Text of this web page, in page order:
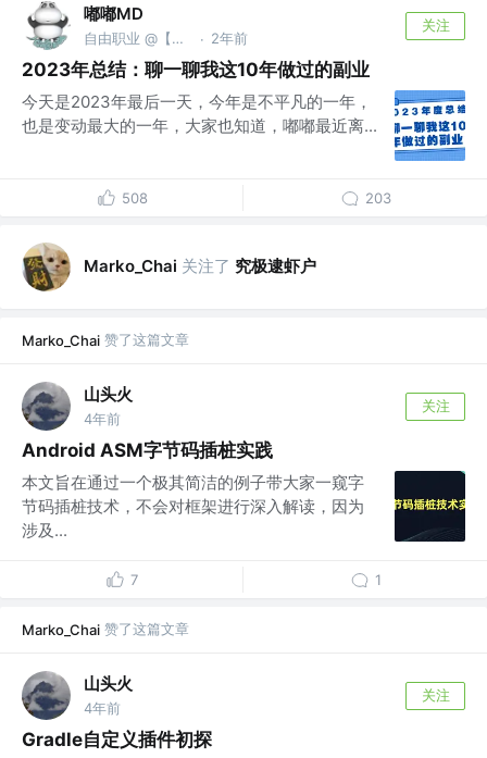
嘟嘟MD
自由职业 @【嘟爷创业日记】 · 2年前
关注
2023年总结：聊一聊我这10年做过的副业
今天是2023年最后一天，今年是不平凡的一年，
也是变动最大的一年，大家也知道，嘟嘟最近离...
508 203
Marko_Chai 关注了 究极逮虾户
Marko_Chai 赞了这篇文章
山头火
4年前
关注
Android ASM字节码插桩实践
本文旨在通过一个极其简洁的例子带大家一窥字
节码插桩技术，不会对框架进行深入解读，因为
涉及...
7 1
Marko_Chai 赞了这篇文章
山头火
4年前
关注
Gradle自定义插件初探